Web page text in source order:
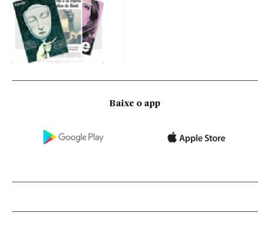
Baixe o app